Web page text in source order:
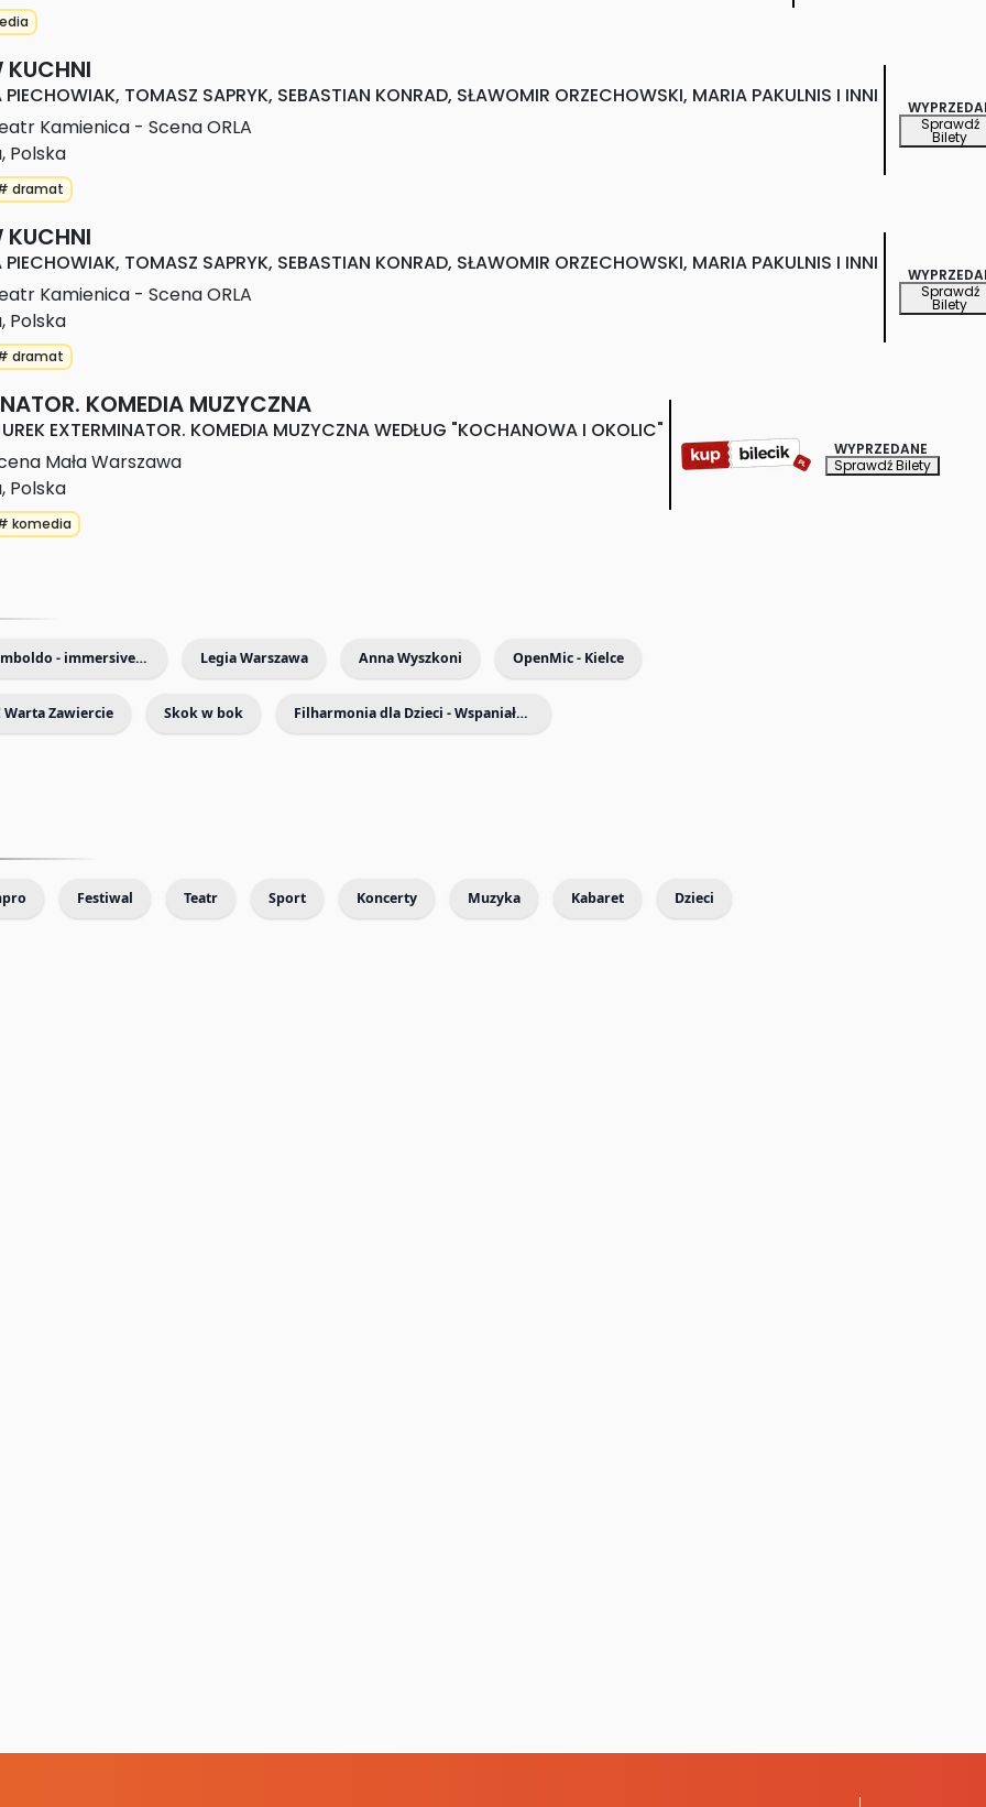
Goło
i
wesoło
08.05.2026
KUCHNI
PIECHOWIAK, TOMASZ SAPRYK, SEBASTIAN KONRAD, SŁAWOMIR ORZECHOWSKI, MARIA PAKULNIS I INNI
Kamienica - Scena ORLA
, Polska
dramat
Sprawdź
Bilety
KUCHNI
PIECHOWIAK, TOMASZ SAPRYK, SEBASTIAN KONRAD, SŁAWOMIR ORZECHOWSKI, MARIA PAKULNIS I INNI
Kamienica - Scena ORLA
, Polska
dramat
Sprawdź
Bilety
KOMEDIA MUZYCZNA
EXTERMINATOR. KOMEDIA MUZYCZNA WEDŁUG "KOCHANOWA I OKOLIC"
Mała Warszawa
, Polska
komedia
WYPRZEDANE
Sprawdź Bilety
Vivaldi & Arcimboldo - immersive exhibition with live music Legia Warszawa Anna Wyszkoni OpenMic - Kielce
Warta Zawiercie Skok w bok Filharmonia dla Dzieci - Wspaniałe koncerty dla Dzieci i Rodziców
Festiwal Teatr Sport Koncerty Muzyka Kabaret Dzieci